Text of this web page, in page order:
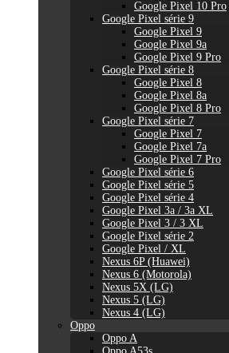
Google Pixel 10 Pro
Google Pixel série 9
Google Pixel 9
Google Pixel 9a
Google Pixel 9 Pro
Google Pixel série 8
Google Pixel 8
Google Pixel 8a
Google Pixel 8 Pro
Google Pixel série 7
Google Pixel 7
Google Pixel 7a
Google Pixel 7 Pro
Google Pixel série 6
Google Pixel série 5
Google Pixel série 4
Google Pixel 3a / 3a XL
Google Pixel 3 / 3 XL
Google Pixel série 2
Google Pixel / XL
Nexus 6P (Huawei)
Nexus 6 (Motorola)
Nexus 5X (LG)
Nexus 5 (LG)
Nexus 4 (LG)
Oppo
Oppo A